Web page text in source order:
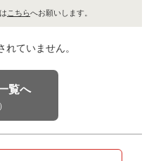
こちらへお願いします。
れていません。
覧へ